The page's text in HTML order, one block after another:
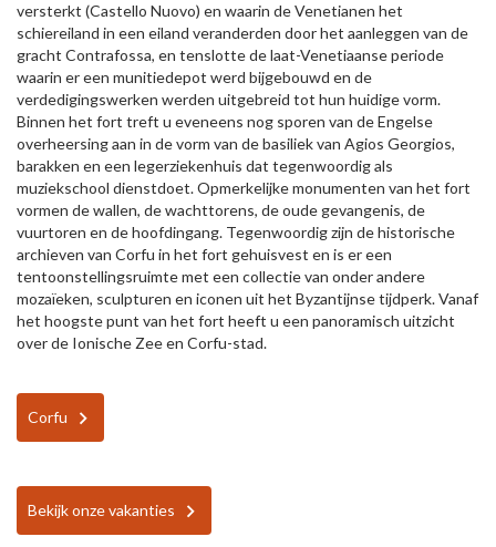
versterkt (Castello Nuovo) en waarin de Venetianen het
schiereiland in een eiland veranderden door het aanleggen van de
gracht Contrafossa, en tenslotte de laat-Venetiaanse periode
waarin er een munitiedepot werd bijgebouwd en de
verdedigingswerken werden uitgebreid tot hun huidige vorm.
Binnen het fort treft u eveneens nog sporen van de Engelse
overheersing aan in de vorm van de basiliek van Agios Georgios,
barakken en een legerziekenhuis dat tegenwoordig als
muziekschool dienstdoet. Opmerkelijke monumenten van het fort
vormen de wallen, de wachttorens, de oude gevangenis, de
vuurtoren en de hoofdingang. Tegenwoordig zijn de historische
archieven van Corfu in het fort gehuisvest en is er een
tentoonstellingsruimte met een collectie van onder andere
mozaïeken, sculpturen en iconen uit het Byzantijnse tijdperk. Vanaf
het hoogste punt van het fort heeft u een panoramisch uitzicht
over de Ionische Zee en Corfu-stad.
Corfu
Bekijk onze vakanties